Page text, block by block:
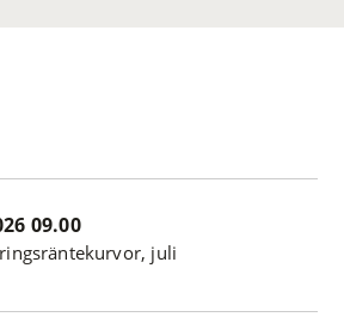
09.00
juli